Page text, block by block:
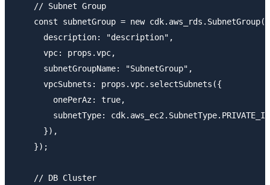
    // Subnet Group
const subnetGroup = new
      description: "description",
      vpc: props.vpc,
      subnetGroupName: "SubnetGroup",
      vpcSubnets: props.vpc.selectSubnets({
        onePerAz: true,
subnetType:
      }),
    });
    // DB Cluster